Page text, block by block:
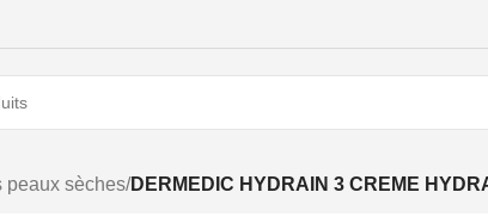
peaux sèches/DERMEDIC HYDRAIN 3 CREME